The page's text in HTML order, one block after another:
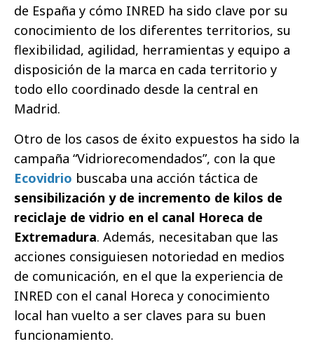
de España y cómo INRED ha sido clave por su
conocimiento de los diferentes territorios, su
flexibilidad, agilidad, herramientas y equipo a
disposición de la marca en cada territorio y
todo ello coordinado desde la central en
Madrid.
Otro de los casos de éxito expuestos ha sido la
campaña “Vidriorecomendados”, con la que
Ecovidrio buscaba una acción táctica de
sensibilización y de incremento de kilos de
reciclaje de vidrio en el canal Horeca de
Extremadura. Además, necesitaban que las
acciones consiguiesen notoriedad en medios
de comunicación, en el que la experiencia de
INRED con el canal Horeca y conocimiento
local han vuelto a ser claves para su buen
funcionamiento.